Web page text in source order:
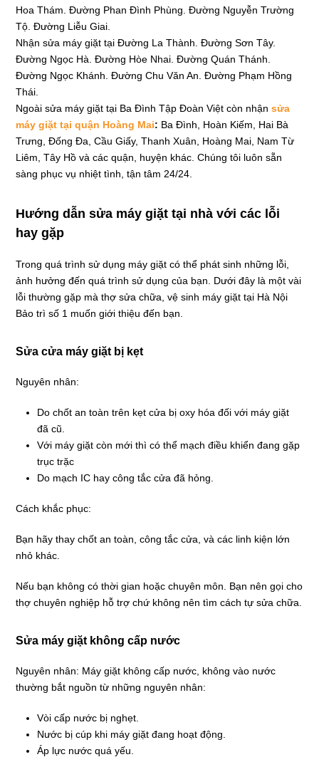
Hoa Thám. Đường Phan Đình Phùng. Đường Nguyễn Trường
Tộ. Đường Liễu Giai.
Nhận sửa máy giặt tại Đường La Thành. Đường Sơn Tây.
Đường Ngọc Hà. Đường Hòe Nhai. Đường Quán Thánh.
Đường Ngọc Khánh. Đường Chu Văn An. Đường Phạm Hồng
Thái.
Ngoài sửa máy giặt tại Ba Đình Tập Đoàn Việt còn nhậnsửa
máy giặt tại quận Hoàng Mai: Ba Đình, Hoàn Kiếm, Hai Bà
Trưng, Đống Đa, Cầu Giấy, Thanh Xuân, Hoàng Mai, Nam Từ
Liêm, Tây Hồ và các quận, huyện khác. Chúng tôi luôn sẵn
sàng phục vụ nhiệt tình, tận tâm 24/24.
Hướng dẫn sửa máy giặt tại nhà với các lỗi
hay gặp
Trong quá trình sử dụng máy giặt có thể phát sinh những lỗi,
ảnh hưởng đến quá trình sử dụng của bạn. Dưới đây là một vài
lỗi thường gặp mà thợ sửa chữa, vệ sinh máy giặt tại Hà Nội
Bảo trì số 1 muốn giới thiệu đến bạn.
Sửa cửa máy giặt bị kẹt
Nguyên nhân:
Do chốt an toàn trên kẹt cửa bị oxy hóa đối với máy giặt
đã cũ.
Với máy giặt còn mới thì có thể mạch điều khiển đang gặp
trục trặc
Do mạch IC hay công tắc cửa đã hỏng.
Cách khắc phục:
Bạn hãy thay chốt an toàn, công tắc cửa, và các linh kiện lớn
nhỏ khác.
Nếu bạn không có thời gian hoặc chuyên môn. Bạn nên gọi cho
thợ chuyên nghiệp hỗ trợ chứ không nên tìm cách tự sửa chữa.
Sửa máy giặt không cấp nước
Nguyên nhân: Máy giặt không cấp nước, không vào nước
thường bắt nguồn từ những nguyên nhân:
Vòi cấp nước bị nghẹt.
Nước bị cúp khi máy giặt đang hoạt động.
Áp lực nước quá yếu.